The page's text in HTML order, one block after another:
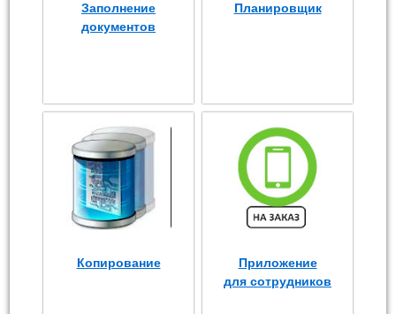
Заполнение
документов
Планировщик
Копирование
Приложение
для сотрудников